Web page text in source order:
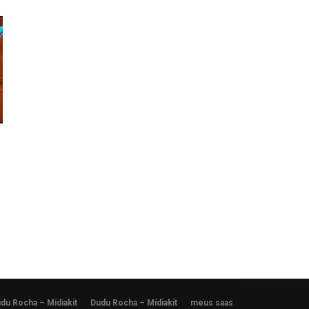
Rocha – Mídiakit Dudu Rocha – Mídiakit meus saas